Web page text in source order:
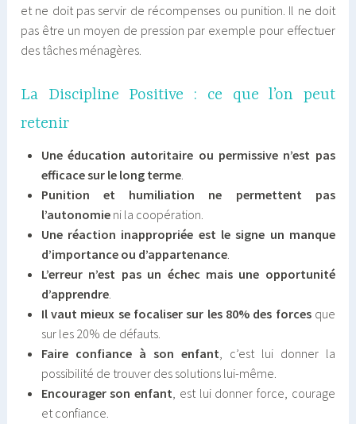
et ne doit pas servir de récompenses ou punition. Il ne doit
pas être un moyen de pression par exemple pour effectuer
des tâches ménagères.
La Discipline Positive : ce que l’on peut
retenir
Une éducation autoritaire ou permissive n’est pas
efficace sur le long terme.
Punition et humiliation ne permettent pas
l’autonomieni la coopération.
Une réaction inappropriée est le signe un manque
d’importance ou d’appartenance.
L’erreur n’est pas un échec mais une opportunité
d’apprendre.
Il vaut mieux se focaliser sur les 80% des forcesque
sur les 20% de défauts.
Faire confiance à son enfant, c’est lui donner la
possibilité de trouver des solutions lui-même.
Encourager son enfant, est lui donner force, courage
et confiance.